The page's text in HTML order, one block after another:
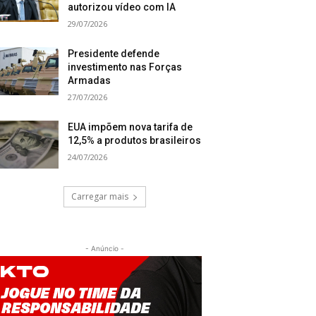
autorizou vídeo com IA
29/07/2026
Presidente defende
investimento nas Forças
Armadas
27/07/2026
EUA impõem nova tarifa de
12,5% a produtos brasileiros
24/07/2026
Carregar mais
- Anúncio -